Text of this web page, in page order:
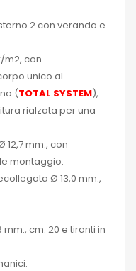
2 con veranda e
m2, con
unico al
(TOTAL SYSTEM),
rialzata per una
mm., con
montaggio.
Ø 13,0 mm.,
cm. 20 e tiranti in